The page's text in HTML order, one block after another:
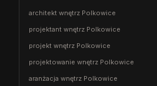
architekt wnętrz Polkowice
projektant wnętrz Polkowice
projekt wnętrz Polkowice
projektowanie wnętrz Polkowice
aranżacja wnętrz Polkowice